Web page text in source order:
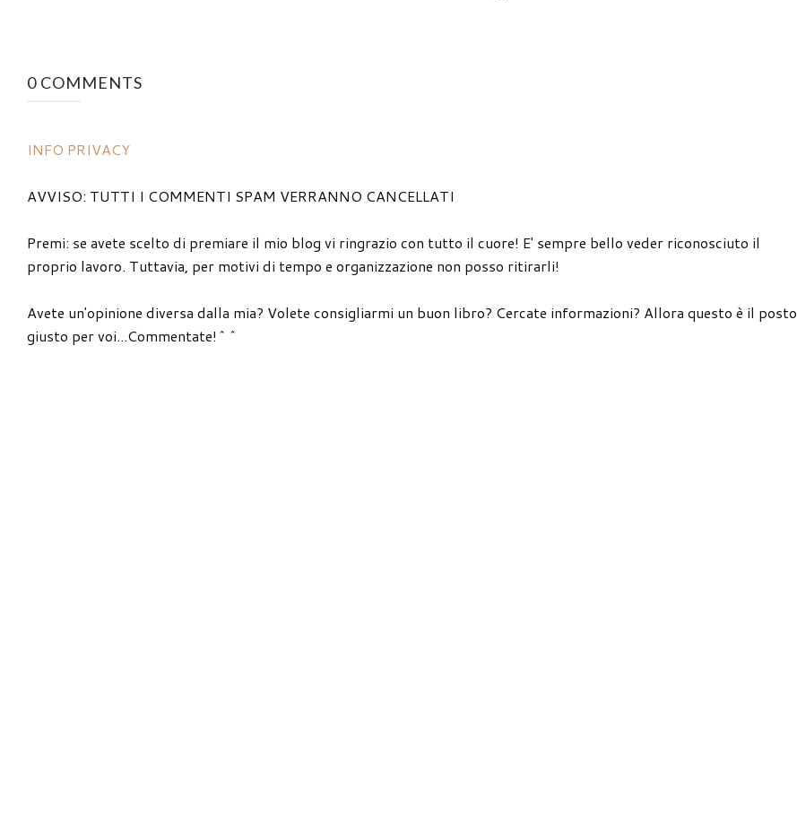
0 COMMENTS
INFO PRIVACY
AVVISO: TUTTI I COMMENTI SPAM VERRANNO CANCELLATI
Premi: se avete scelto di premiare il mio blog vi ringrazio con tutto il cuore! E' sempre bello veder riconosciuto il
proprio lavoro. Tuttavia, per motivi di tempo e organizzazione non posso ritirarli!
Avete un'opinione diversa dalla mia? Volete consigliarmi un buon libro? Cercate informazioni? Allora questo è il posto
giusto per voi...Commentate!^^